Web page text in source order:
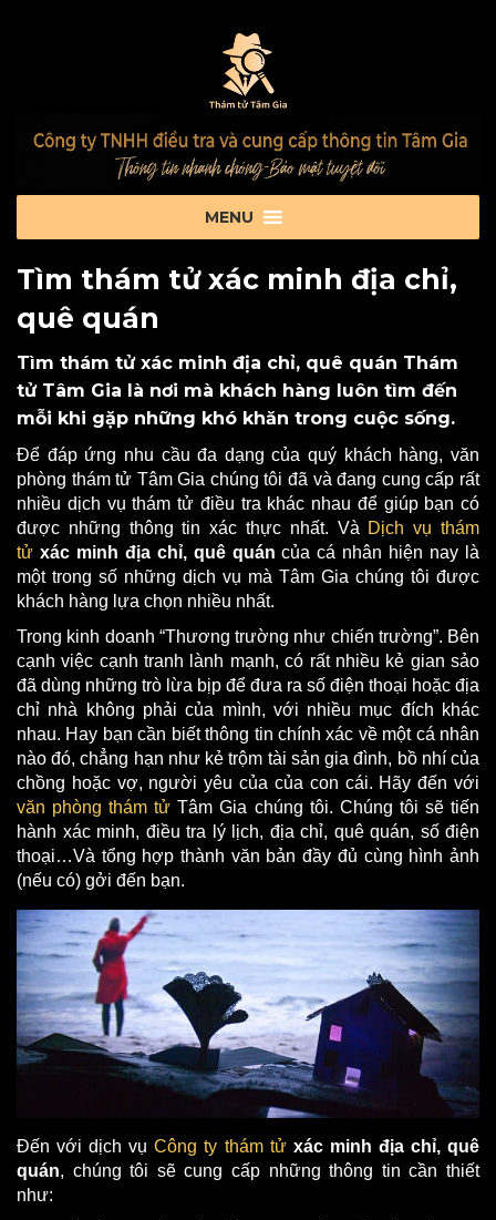
Tìm thám tử xác minh địa chỉ,
quê quán
Tìm thám tử xác minh địa chỉ, quê quán Thám
tử Tâm Gia là nơi mà khách hàng luôn tìm đến
mỗi khi gặp những khó khăn trong cuộc sống.
Để đáp ứng nhu cầu đa dạng của quý khách hàng, văn
phòng thám tử Tâm Gia chúng tôi đã và đang cung cấp rất
nhiều dịch vụ thám tử điều tra khác nhau để giúp bạn có
được những thông tin xác thực nhất. Và Dịch vụ thám
tử xác minh địa chỉ, quê quáncủa cá nhân hiện nay là
một trong số những dịch vụ mà Tâm Gia chúng tôi được
khách hàng lựa chọn nhiều nhất.
Trong kinh doanh “Thương trường như chiến trường”. Bên
cạnh việc cạnh tranh lành mạnh, có rất nhiều kẻ gian sảo
đã dùng những trò lừa bịp để đưa ra số điện thoại hoặc địa
chỉ nhà không phải của mình, với nhiều mục đích khác
nhau. Hay bạn cần biết thông tin chính xác về một cá nhân
nào đó, chẳng hạn như kẻ trộm tài sản gia đình, bồ nhí của
chồng hoặc vợ, người yêu của của con cái. Hãy đến với
văn phòng thám tử Tâm Gia chúng tôi. Chúng tôi sẽ tiến
hành xác minh, điều tra lý lịch, địa chỉ, quê quán, số điện
thoại…Và tổng hợp thành văn bản đầy đủ cùng hình ảnh
(nếu có) gởi đến bạn.
Đến với dịch vụCông ty thám tửxác minh địa chỉ, quê
quán, chúng tôi sẽ cung cấp những thông tin cần thiết
như: